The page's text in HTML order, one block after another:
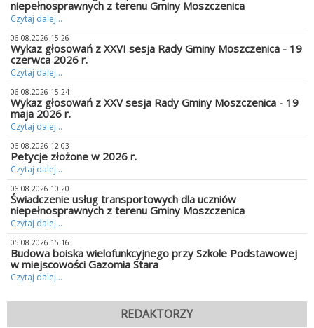
niepełnosprawnych z terenu Gminy Moszczenica
Czytaj dalej...
06.08.2026 15:26
Wykaz głosowań z XXVI sesja Rady Gminy Moszczenica - 19
czerwca 2026 r.
Czytaj dalej...
06.08.2026 15:24
Wykaz głosowań z XXV sesja Rady Gminy Moszczenica - 19
maja 2026 r.
Czytaj dalej...
06.08.2026 12:03
Petycje złożone w 2026 r.
Czytaj dalej...
06.08.2026 10:20
Świadczenie usług transportowych dla uczniów
niepełnosprawnych z terenu Gminy Moszczenica
Czytaj dalej...
05.08.2026 15:16
Budowa boiska wielofunkcyjnego przy Szkole Podstawowej
w miejscowości Gazomia Stara
Czytaj dalej...
REDAKTORZY